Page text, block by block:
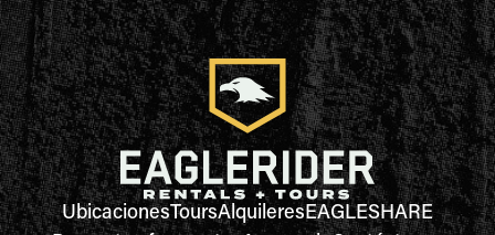
UbicacionesToursAlquileresEAGLESHARE